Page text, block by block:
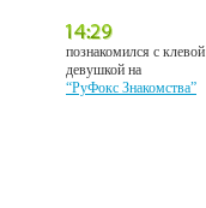
познакомился с клевой
девушкой на
“РуФокс Знакомства”